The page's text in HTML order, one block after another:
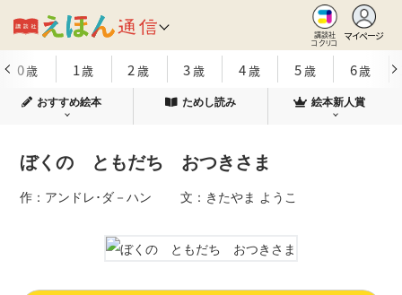
講談社
コクリコ
マイページ
0歳 1歳 2 歳 3歳 4歳 5歳 6歳
おすすめ絵本 ためし読み 絵本新人賞
ぼくの ともだち おつきさま
作：アンドレ･ダ－ハン 文：きたやま ようこ